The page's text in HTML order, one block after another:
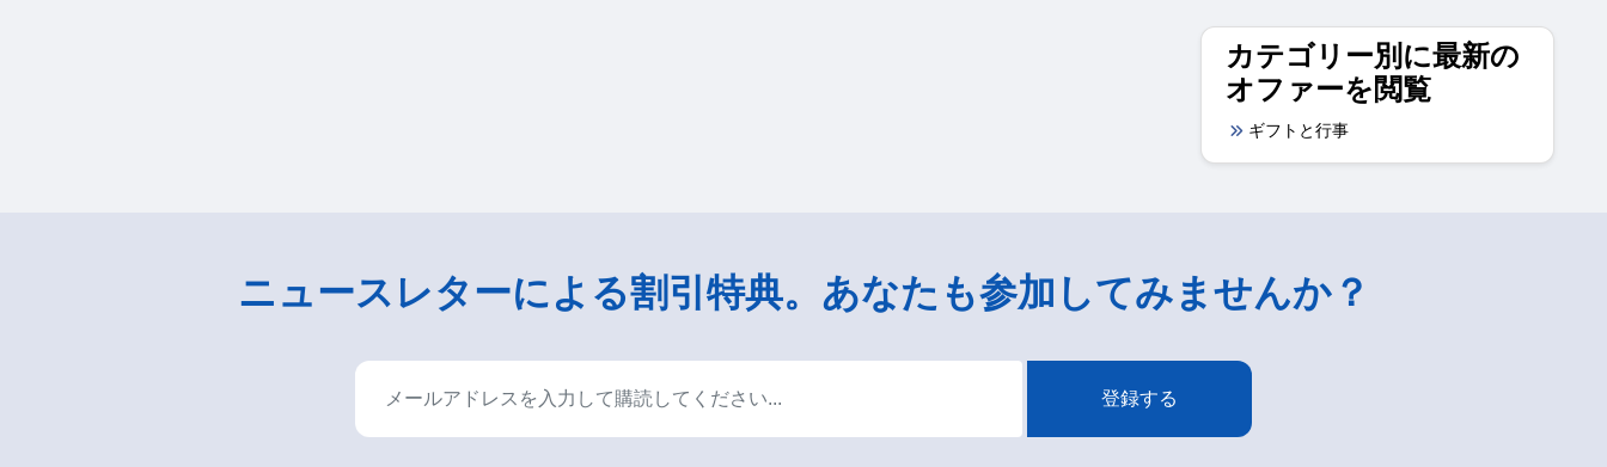
カテゴリー別に最新の
オファーを閲覧
ギフトと行事
ニュースレターによる割引特典。あなたも参加してみませんか？
登録する